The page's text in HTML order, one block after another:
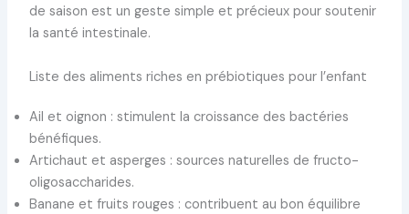
de saison est un geste simple et précieux pour soutenir
la santé intestinale.
Liste des aliments riches en prébiotiques pour l’enfant
Ail et oignon : stimulent la croissance des bactéries
bénéfiques.
Artichaut et asperges : sources naturelles de fructo-
oligosaccharides.
Banane et fruits rouges : contribuent au bon équilibre